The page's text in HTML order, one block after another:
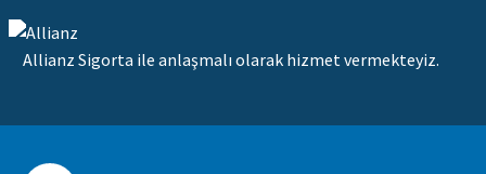
Allianz Sigorta ile anlaşmalı olarak hizmet vermekteyiz.